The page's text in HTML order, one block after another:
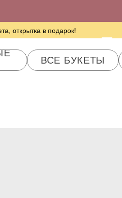
открытка в подарок!